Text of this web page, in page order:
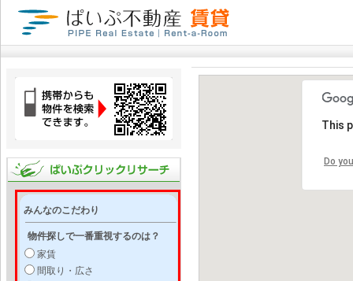
みんなのこだわり
物件探しで一番重視するのは？
家賃
間取り・広さ
This
Do